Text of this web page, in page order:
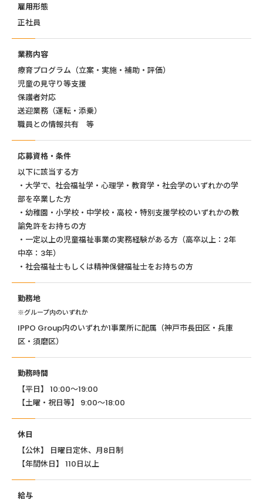
雇用形態
正社員
業務内容
療育プログラム（立案・実施・補助・評価）
児童の見守り等支援
保護者対応
送迎業務（運転・添乗）
職員との情報共有 等
応募資格・条件
以下に該当する方
・大学で、社会福祉学・心理学・教育学・社会学のいずれかの学
部を卒業した方
・幼稚園・小学校・中学校・高校・特別支援学校のいずれかの教
諭免許をお持ちの方
・一定以上の児童福祉事業の実務経験がある方（高卒以上：2年
中卒：3年）
・社会福祉士もしくは精神保健福祉士をお持ちの方
勤務地
※グループ内のいずれか
IPPO Group内のいずれか1事業所に配属（神戸市長田区・兵庫
区・須磨区）
勤務時間
【平日】 10:00〜19:00
【土曜・祝日等】 9:00〜18:00
休日
【公休】 日曜日定休、月8日制
【年間休日】 110日以上
給与